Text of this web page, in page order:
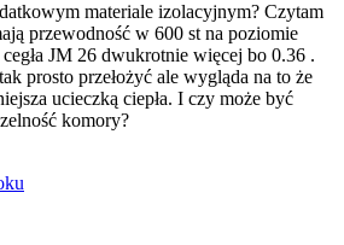
materiale izolacyjnym? Czytam
przewodność w 600 st na poziomie
JM 26 dwukrotnie więcej bo 0.36 .
prosto przełożyć ale wygląda na to że
ucieczką ciepła. I czy może być
komory?